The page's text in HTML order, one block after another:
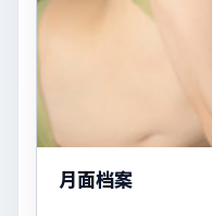
月面档案